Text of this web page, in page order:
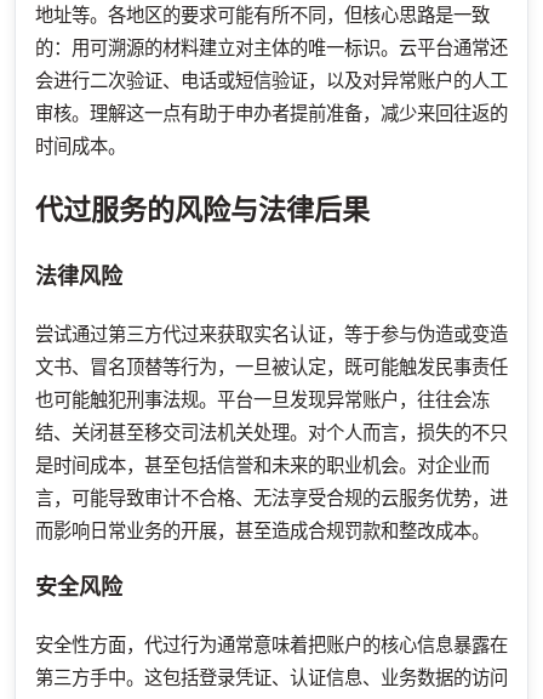
地址等。各地区的要求可能有所不同，但核心思路是一致
的：用可溯源的材料建立对主体的唯一标识。云平台通常还
会进行二次验证、电话或短信验证，以及对异常账户的人工
审核。理解这一点有助于申办者提前准备，减少来回往返的
时间成本。
代过服务的风险与法律后果
法律风险
尝试通过第三方代过来获取实名认证，等于参与伪造或变造
文书、冒名顶替等行为，一旦被认定，既可能触发民事责任
也可能触犯刑事法规。平台一旦发现异常账户，往往会冻
结、关闭甚至移交司法机关处理。对个人而言，损失的不只
是时间成本，甚至包括信誉和未来的职业机会。对企业而
言，可能导致审计不合格、无法享受合规的云服务优势，进
而影响日常业务的开展，甚至造成合规罚款和整改成本。
安全风险
安全性方面，代过行为通常意味着把账户的核心信息暴露在
第三方手中。这包括登录凭证、认证信息、业务数据的访问